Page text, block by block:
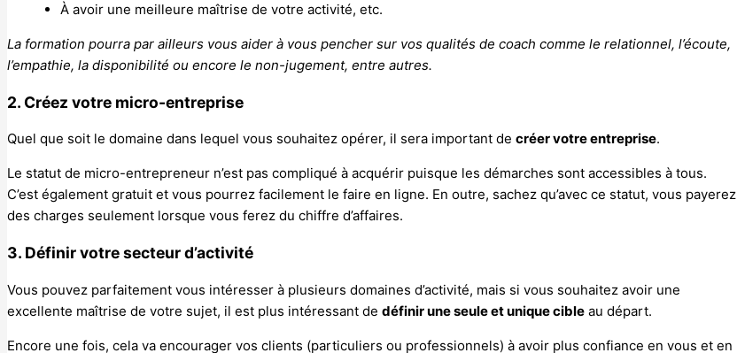
À avoir une meilleure maîtrise de votre activité, etc.
La formation pourra par ailleurs vous aider à vous pencher sur vos qualités de coach comme le relationnel, l’écoute,
l’empathie, la disponibilité ou encore le non-jugement, entre autres.
2. Créez votre micro-entreprise
Quel que soit le domaine dans lequel vous souhaitez opérer, il sera important de créer votre entreprise.
Le statut de micro-entrepreneur n’est pas compliqué à acquérir puisque les démarches sont accessibles à tous.
C’est également gratuit et vous pourrez facilement le faire en ligne. En outre, sachez qu’avec ce statut, vous payerez
des charges seulement lorsque vous ferez du chiffre d’affaires.
3. Définir votre secteur d’activité
Vous pouvez parfaitement vous intéresser à plusieurs domaines d’activité, mais si vous souhaitez avoir une
excellente maîtrise de votre sujet, il est plus intéressant de définir une seule et unique cible au départ.
Encore une fois, cela va encourager vos clients (particuliers ou professionnels) à avoir plus confiance en vous et en